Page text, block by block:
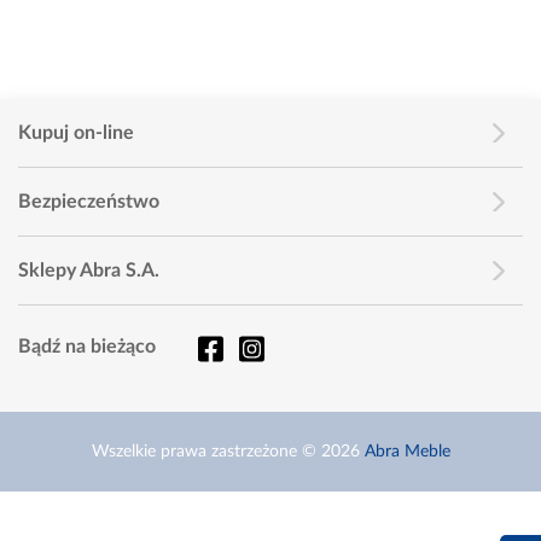
Kupuj on-line
Bezpieczeństwo
Sklepy Abra S.A.
Bądź na bieżąco
Wszelkie prawa zastrzeżone © 2026 Abra Meble